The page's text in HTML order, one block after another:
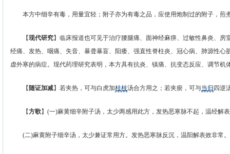
本方中细辛有毒，用量宜轻；附子亦为有毒之品，应使用炮制过的附子，煎
【现代研究】临床报道也可见于治疗腰腿痛、面神经麻痹、过敏性鼻炎、房
经痛、发热、咽痛、失音、暴聋暴盲、阳痿、强直性脊柱炎、冠心病、肺源性心
虚外寒的病症。现代药理研究表明，本方具有抗炎、镇痛、抗变态反应、调节机
【 随证加减】若夹热，可与白虎加桂枝汤合方用之；若夹瘀，可与当归 四逆
【方歌】(一)麻黄细辛附子汤，太少两感用此方，发热恶寒脉不起，温经解
(二)麻黄附子细辛汤，太少兼证常用方。发热恶寒脉反沉，温阳解表效非常。